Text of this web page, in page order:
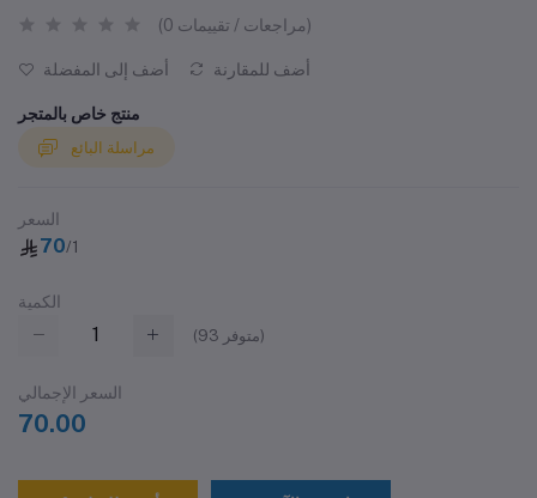
(0 مراجعات / تقييمات)
أضف إلى المفضلة أضف للمقارنة
منتج خاص بالمتجر
مراسلة البائع
السعر
70/1
الكمية
(93 متوفر)
السعر الإجمالي
70.00